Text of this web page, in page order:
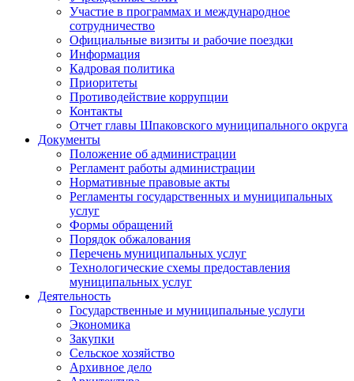
Участие в программах и международное
сотрудничество
Официальные визиты и рабочие поездки
Информация
Кадровая политика
Приоритеты
Противодействие коррупции
Контакты
Отчет главы Шпаковского муниципального округа
Документы
Положение об администрации
Регламент работы администрации
Нормативные правовые акты
Регламенты государственных и муниципальных
услуг
Формы обращений
Порядок обжалования
Перечень муниципальных услуг
Технологические схемы предоставления
муниципальных услуг
Деятельность
Государственные и муниципальные услуги
Экономика
Закупки
Сельское хозяйство
Архивное дело